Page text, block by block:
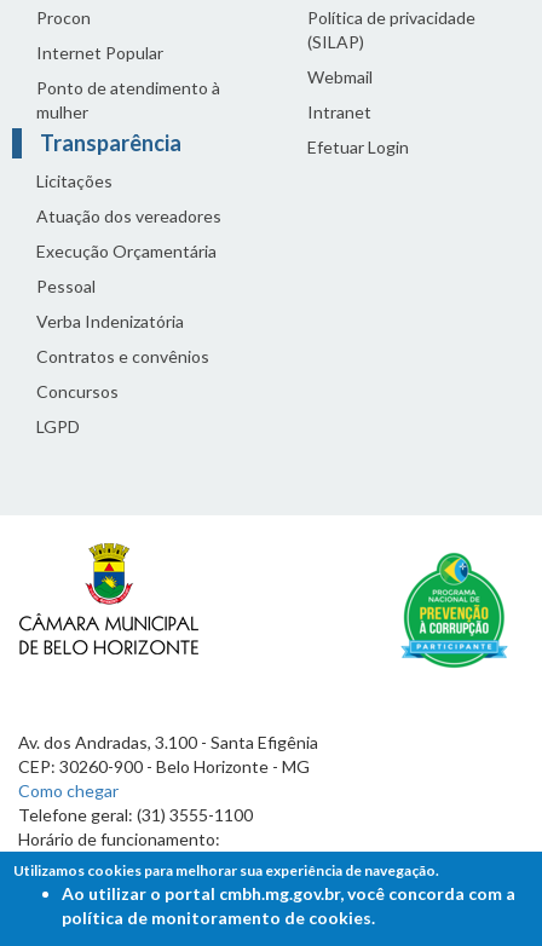
Procon
Internet Popular
Ponto de atendimento à
mulher
Transparência
Licitações
Atuação dos vereadores
Execução Orçamentária
Pessoal
Verba Indenizatória
Contratos e convênios
Concursos
LGPD
Política de privacidade
(SILAP)
Webmail
Intranet
Efetuar Login
Av. dos Andradas, 3.100 - Santa Efigênia
CEP: 30260-900 - Belo Horizonte - MG
Como chegar
Telefone geral: (31) 3555-1100
Horário de funcionamento:
7h às 19h
Utilizamos cookies para melhorar sua experiência de navegação.
Ao utilizar o portal cmbh.mg.gov.br, você concorda com a
política de monitoramento de cookies.